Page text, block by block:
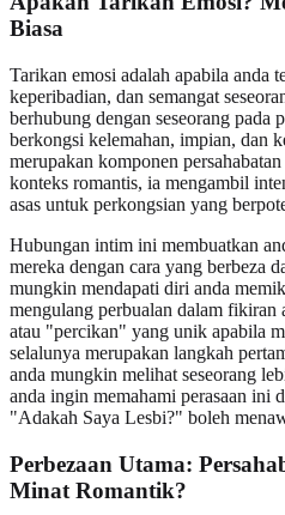
Biasa
Tarikan emosi adalah apabila anda
keperibadian, dan semangat
berhubung dengan seseorang pada
berkongsi kelemahan, impian, dan
merupakan komponen
konteks romantis, ia mengambil
asas untuk perkongsian yang
Hubungan intim ini membuatkan
mereka dengan cara yang berbeza
mungkin mendapati diri anda
mengulang perbualan dalam fikiran
atau "percikan" yang unik apabila
selalunya merupakan langkah
anda mungkin melihat seseorang
anda ingin memahami perasaan ini
"Adakah Saya Lesbi?" boleh
Perbezaan Utama:
Minat Romantik?